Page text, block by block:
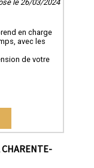
le 26/03/2024
en charge
avec les
de votre
CHARENTE-